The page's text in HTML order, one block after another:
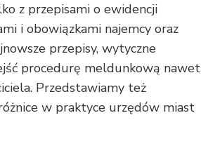
z przepisami o ewidencji
i obowiązkami najemcy oraz
przepisy, wytyczne
procedurę meldunkową nawet
Przedstawiamy też
w praktyce urzędów miast